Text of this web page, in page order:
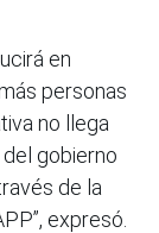
en
personas
no llega
gobierno
de la
expresó.